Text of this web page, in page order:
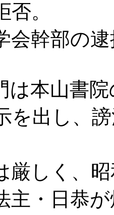
。
会幹部の
本山書院
を出し、
厳しく、
主・日恭